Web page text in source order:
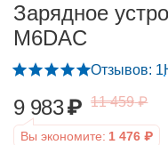
Зарядное
M6DAC
Отзывов: 1
9 983₽ 11 459 ₽
Вы экономите: 1 476 ₽